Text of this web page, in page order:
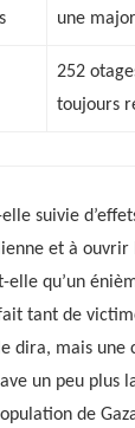
une
252
toujours
suivie
et à ouvrir
qu’un
tant de
dira, mais une
un peu plus
de